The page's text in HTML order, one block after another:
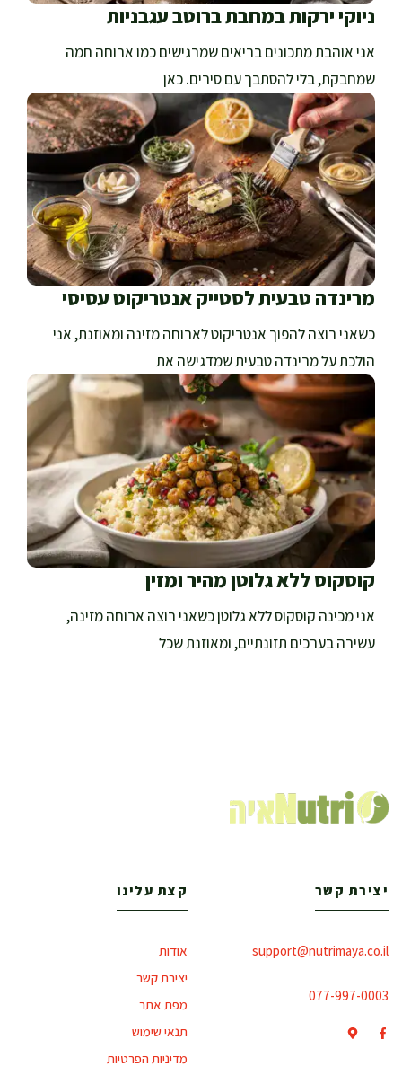
ניוקי ירקות במחבת ברוטב עגבניות
אני אוהבת מתכונים בריאים שמרגישים כמו ארוחה חמה
שמחבקת, בלי להסתבך עם סירים. כאן
מרינדה טבעית לסטייק אנטריקוט עסיסי
כשאני רוצה להפוך אנטריקוט לארוחה מזינה ומאוזנת, אני
הולכת על מרינדה טבעית שמדגישה את
קוסקוס ללא גלוטן מהיר ומזין
אני מכינה קוסקוס ללא גלוטן כשאני רוצה ארוחה מזינה,
עשירה בערכים תזונתיים, ומאוזנת שכל
יצירת קשר
support@nutrimaya.co.il
077-997-0003
קצת עלינו
אודות
יצירת קשר
מפת אתר
תנאי שימוש
מדיניות הפרטיות